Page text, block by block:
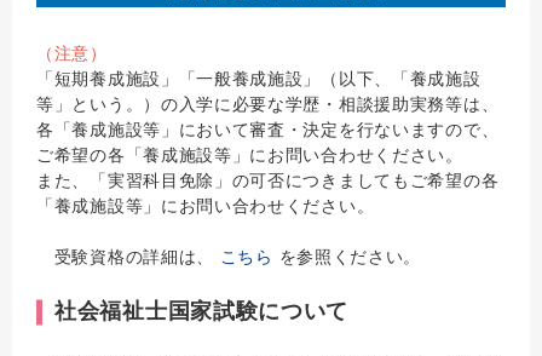
（注意）
「短期養成施設」「一般養成施設」（以下、「養成施設
等」という。）の入学に必要な学歴・相談援助実務等は、
各「養成施設等」において審査・決定を行ないますので、
ご希望の各「養成施設等」にお問い合わせください。
また、「実習科目免除」の可否につきましてもご希望の各
「養成施設等」にお問い合わせください。
受験資格の詳細は、 こちら を参照ください。
社会福祉士国家試験について